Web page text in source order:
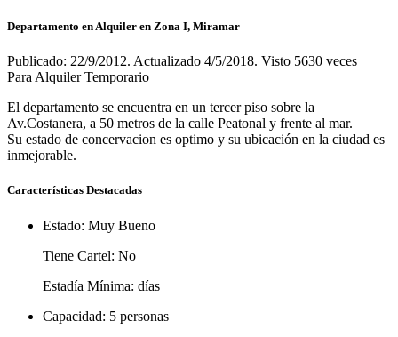
Departamento en Alquiler en Zona I, Miramar
Publicado: 22/9/2012. Actualizado 4/5/2018. Visto 5630 veces
Para Alquiler Temporario
El departamento se encuentra en un tercer piso sobre la
Av.Costanera, a 50 metros de la calle Peatonal y frente al mar.
Su estado de concervacion es optimo y su ubicación en la ciudad es
inmejorable.
Características Destacadas
Estado: Muy Bueno
Tiene Cartel: No
Estadía Mínima: días
Capacidad: 5 personas